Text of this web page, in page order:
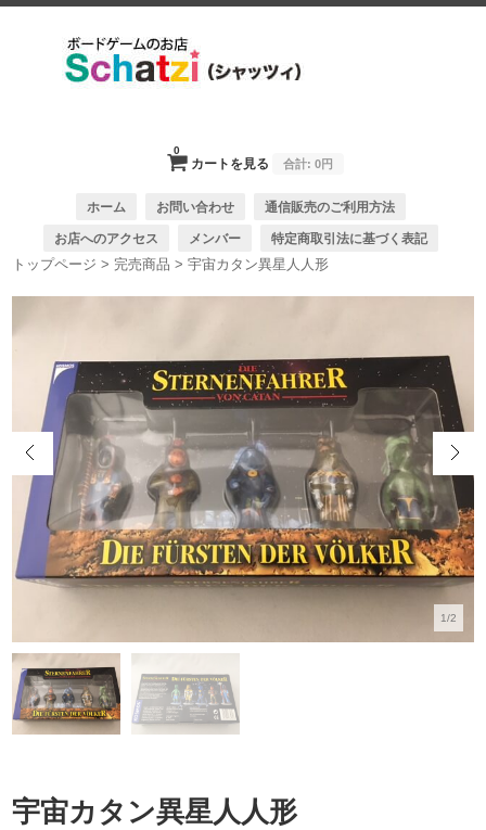
カートを見る
0
合計: 0円
ホーム お問い合わせ 通信販売のご利用方法
お店へのアクセス メンバー 特定商取引法に基づく表記
トップページ > 完売商品 >宇宙カタン異星人人形
1/2
宇宙カタン異星人人形